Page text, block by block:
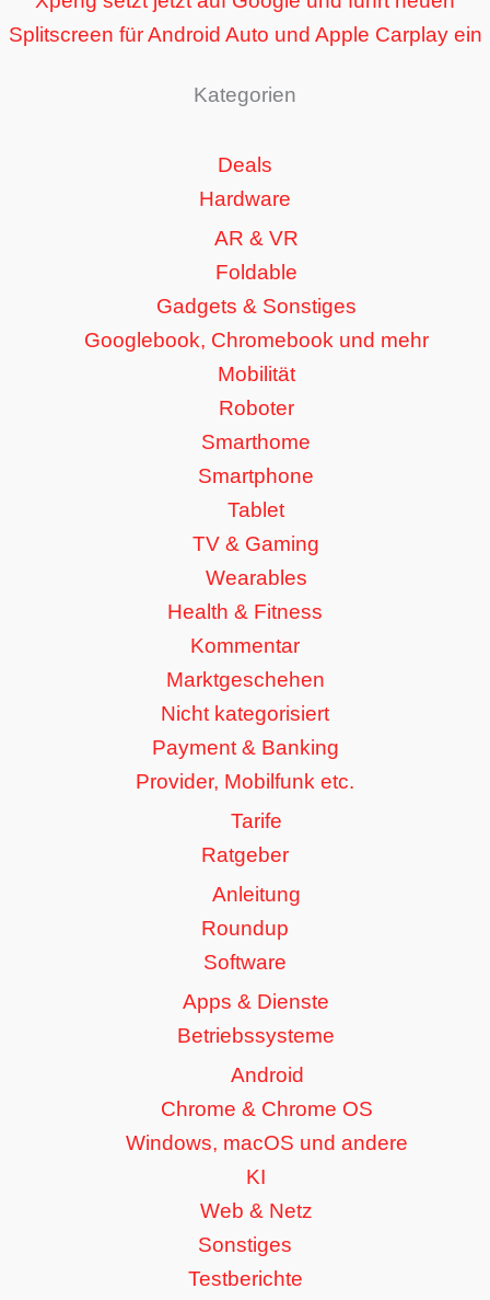
Splitscreen für Android Auto und Apple Carplay ein
Kategorien
Deals
Hardware
AR & VR
Foldable
Gadgets & Sonstiges
Googlebook, Chromebook und mehr
Mobilität
Roboter
Smarthome
Smartphone
Tablet
TV & Gaming
Wearables
Health & Fitness
Kommentar
Marktgeschehen
Nicht kategorisiert
Payment & Banking
Provider, Mobilfunk etc.
Tarife
Ratgeber
Anleitung
Roundup
Software
Apps & Dienste
Betriebssysteme
Android
Chrome & Chrome OS
Windows, macOS und andere
KI
Web & Netz
Sonstiges
Testberichte